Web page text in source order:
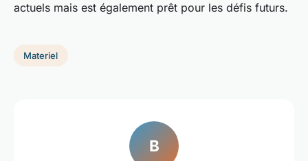
actuels mais est également prêt pour les défis futurs.
Materiel
B